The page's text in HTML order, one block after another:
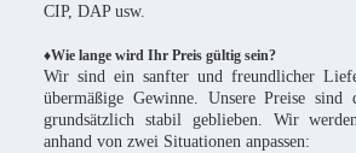
CIP, DAP usw.
♦Wie lange wird Ihr Preis gültig sein?
Wir sind ein sanfter und freundlicher
übermäßige Gewinne. Unsere Preise sind
grundsätzlich stabil geblieben. Wir
anhand von zwei Situationen anpassen: